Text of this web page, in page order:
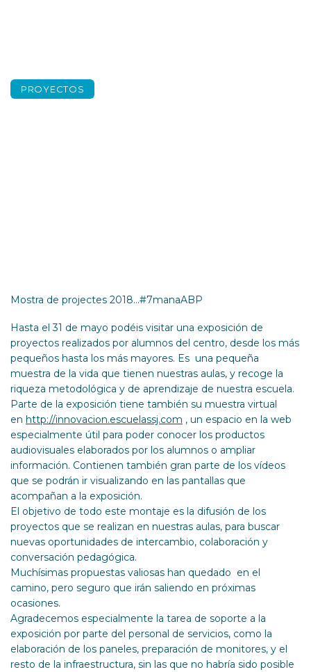
PROYECTOS
Mostra de projectes 2018…#7manaABP
Hasta el 31 de mayo podéis visitar una exposición de
proyectos realizados por alumnos del centro, desde los más
pequeños hasta los más mayores. Es una pequeña
muestra de la vida que tienen nuestras aulas, y recoge la
riqueza metodológica y de aprendizaje de nuestra escuela.
Parte de la exposición tiene también su muestra virtual
en http://innovacion.escuelassj.com , un espacio en la web
especialmente útil para poder conocer los productos
audiovisuales elaborados por los alumnos o ampliar
información. Contienen también gran parte de los vídeos
que se podrán ir visualizando en las pantallas que
acompañan a la exposición.
El objetivo de todo este montaje es la difusión de los
proyectos que se realizan en nuestras aulas, para buscar
nuevas oportunidades de intercambio, colaboración y
conversación pedagógica.
Muchísimas propuestas valiosas han quedado en el
camino, pero seguro que irán saliendo en próximas
ocasiones.
Agradecemos especialmente la tarea de soporte a la
exposición por parte del personal de servicios, como la
elaboración de los paneles, preparación de monitores, y el
resto de la infraestructura, sin las que no habría sido posible